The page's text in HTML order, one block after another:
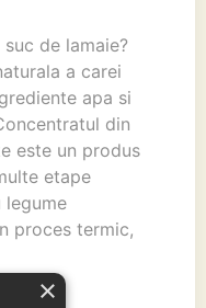
de lamaie?
a carei
apa si
din
este un produs
etape
legume
proces termic,
×